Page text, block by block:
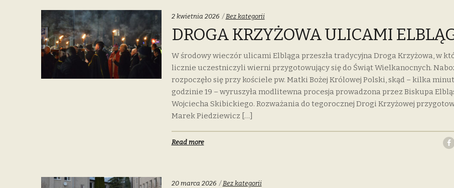
2 kwietnia 2026 Categories:
Bez kategorii
DROGA KRZYŻOWA ULICAMI
W środowy wieczór ulicami Elbląga przeszła tradycyjna Droga Krzyżowa, w
licznie uczestniczyli wierni przygotowujący się do Świąt Wielkanocnych.
rozpoczęło się przy kościele pw. Matki Bożej Królowej Polski, skąd – kilka
godzinie 19 – wyruszyła modlitewna procesja prowadzona przez Biskupa
Wojciecha Skibickiego. Rozważania do tegorocznej Drogi Krzyżowej
Marek Piedziewicz […]
Read more
20 marca 2026 Categories:
Bez kategorii